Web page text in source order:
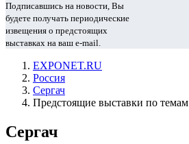
Подписавшись на новости, Вы
будете получать периодические
извещения о предстоящих
выставках на ваш e-mail.
EXPONET.RU
Россия
Сергач
Предстоящие выставки по темам
Сергач